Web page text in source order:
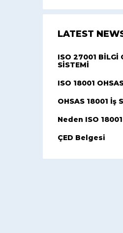
LATEST
ISO 27001 BİLGİ
SİSTEMİ
ISO 18001
OHSAS 18001 İş
Neden ISO
ÇED Belgesi